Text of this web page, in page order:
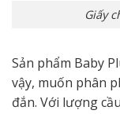
Giấy
Sản phẩm Baby
vậy, muốn phân
đắn. Với lượng